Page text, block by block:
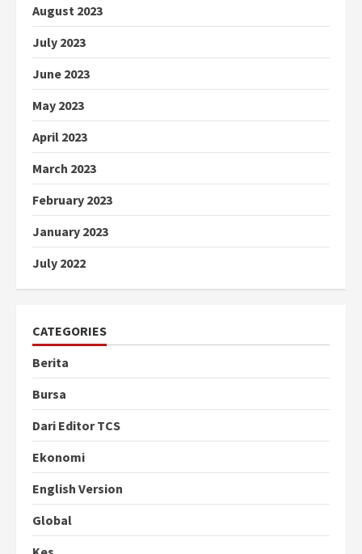
August 2023
July 2023
June 2023
May 2023
April 2023
March 2023
February 2023
January 2023
July 2022
CATEGORIES
Berita
Bursa
Dari Editor TCS
Ekonomi
English Version
Global